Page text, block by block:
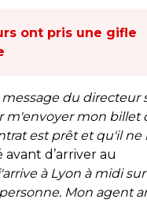
ont pris une gifle
du directeur
m'envoyer mon billet
est prêt et qu'il ne
avant d’arriver au
à Lyon à midi
Mon agent